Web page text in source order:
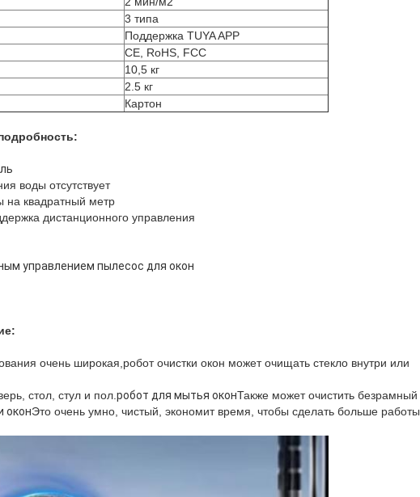
3 типа
Поддержка TUYA APP
CE, RoHS, FCC
10,5 кг
2.5 кг
Картон
воды отсутствует
на квадратный метр
дистанционного управления
управлением пылесос для окон
очень широкая,робот очистки окон может очищать стекло внутри или
стол, стул и пол. робот для мытья оконТакже может очистить безрамный
оконЭто очень умно, чистый, экономит время, чтобы сделать больше работы.